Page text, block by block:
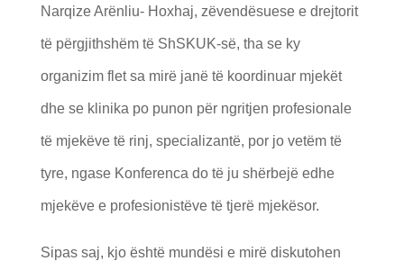
Narqize Arënliu- Hoxhaj, zëvendësuese e drejtorit
të përgjithshëm të ShSKUK-së, tha se ky
organizim flet sa mirë janë të koordinuar mjekët
dhe se klinika po punon për ngritjen profesionale
të mjekëve të rinj, specializantë, por jo vetëm të
tyre, ngase Konferenca do të ju shërbejë edhe
mjekëve e profesionistëve të tjerë mjekësor.
Sipas saj, kjo është mundësi e mirë diskutohen